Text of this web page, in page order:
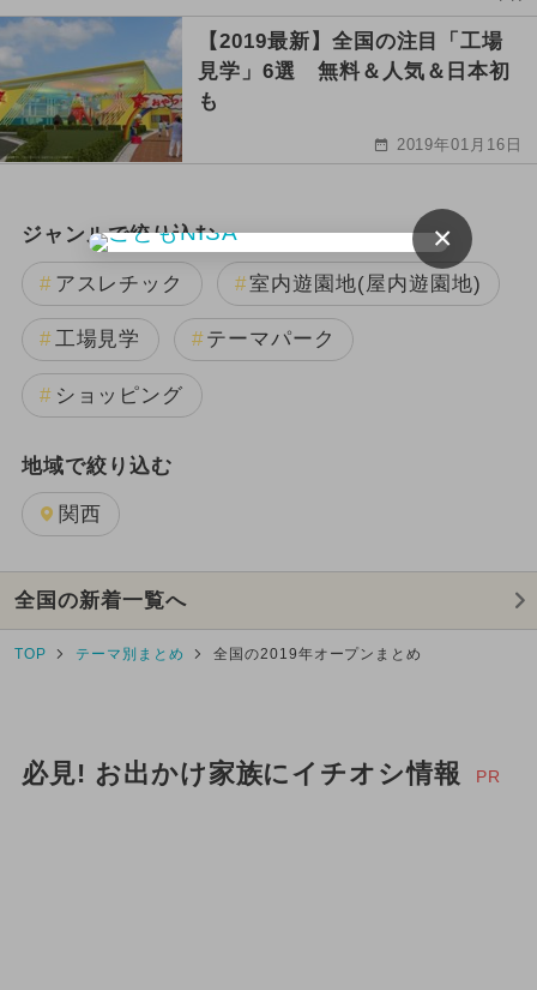
【2019最新】全国の注目「工場
見学」6選 無料＆人気＆日本初
も
2019年01月16日
ジャンルで絞り込む
アスレチック 室内遊園地(屋内遊園地)
工場見学 テーマパーク
ショッピング
地域で絞り込む
関西
全国の新着一覧へ
TOP テーマ別まとめ 全国の2019年オープンまとめ
必見! お出かけ家族にイチオシ情報 PR
×